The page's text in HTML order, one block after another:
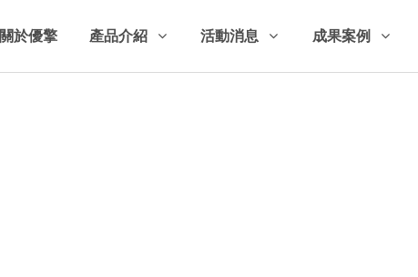
關於優擎 產品介紹 活動消息 成果案例